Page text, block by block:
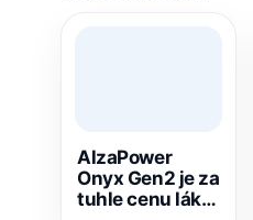
AlzaPower
Onyx Gen2 je za
tuhle cenu láká.